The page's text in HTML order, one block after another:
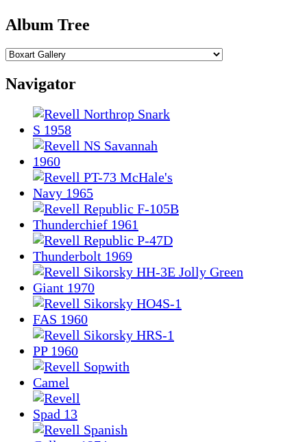
Album Tree
Navigator